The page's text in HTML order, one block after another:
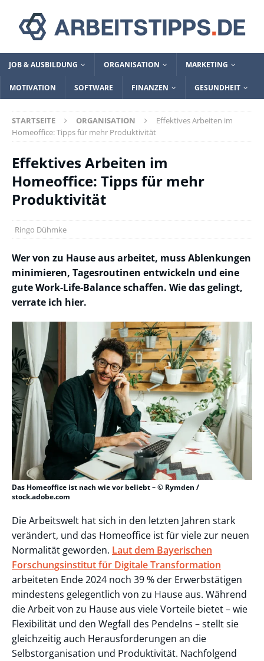
JOB & AUSBILDUNG ORGANISATION MARKETING
MOTIVATION SOFTWARE FINANZEN GESUNDHEIT
STARTSEITE ORGANISATION
Effektives Arbeiten im
Homeoffice: Tipps für mehr Produktivität
Effektives Arbeiten im
Homeoffice: Tipps für mehr
Produktivität
Ringo Dühmke
Wer von zu Hause aus arbeitet, muss Ablenkungen
minimieren, Tagesroutinen entwickeln und eine
gute Work-Life-Balance schaffen. Wie das gelingt,
verrate ich hier.
Das Homeoffice ist nach wie vor beliebt – © Rymden /
stock.adobe.com
Die Arbeitswelt hat sich in den letzten Jahren stark
verändert, und das Homeoffice ist für viele zur neuen
Normalität geworden. Laut dem Bayerischen
Forschungsinstitut für Digitale Transformation
arbeiteten Ende 2024 noch 39 % der Erwerbstätigen
mindestens gelegentlich von zu Hause aus. Während
die Arbeit von zu Hause aus viele Vorteile bietet – wie
Flexibilität und den Wegfall des Pendelns – stellt sie
gleichzeitig auch Herausforderungen an die
Selbstorganisation und Produktivität. Nachfolgend